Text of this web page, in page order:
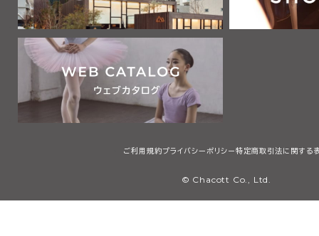
ご利用規約プライバシーポリシー 特定商取引法に関する
© Chacott Co., Ltd.